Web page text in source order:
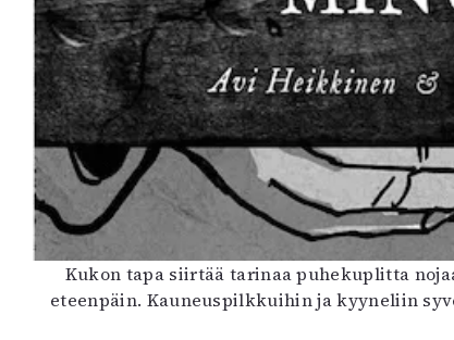
Kukon tapa siirtää tarinaa puhekuplitta
eteenpäin. Kauneuspilkkuihin ja kyyneliin